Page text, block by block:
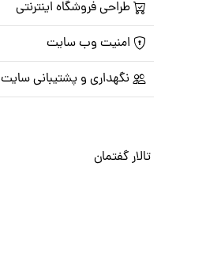
طراحی فروشگاه اینترنتی
امنیت وب سایت
نگهداری و پشتیبانی سایت
تالار گفتمان